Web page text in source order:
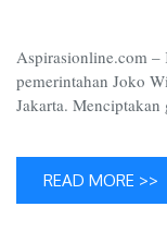
Aspirasionline.com –
pemerintahan Joko
Jakarta.
READ MORE >>